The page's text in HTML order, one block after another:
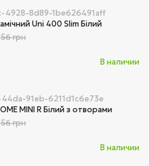
4928-8d89-1be626491aff
Uni 400 Slim Білий
В наличии
грн
91eb-6211d1c6e73e
MINI R Білий з отворами
В наличии
грн